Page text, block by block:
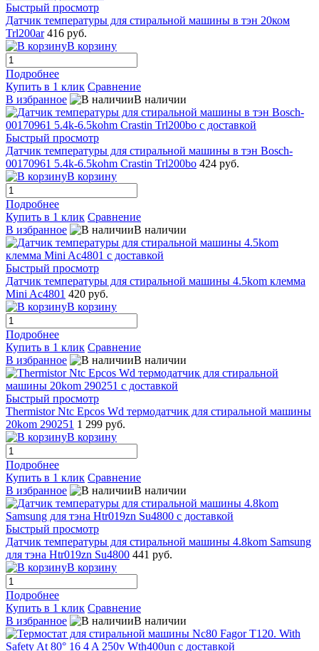
Быстрый просмотр
Датчик температуры для стиральной машины в тэн 20ком
Trl200ar 416 руб.
В корзину
Подробнее
Купить в 1 клик Сравнение
В избранное
В наличии
Быстрый просмотр
Датчик температуры для стиральной машины в тэн Bosch-
00170961 5.4k-6.5kohm Crastin Trl200bo 424 руб.
В корзину
Подробнее
Купить в 1 клик Сравнение
В избранное
В наличии
Быстрый просмотр
Датчик температуры для стиральной машины 4.5kom клемма
Mini Ac4801 420 руб.
В корзину
Подробнее
Купить в 1 клик Сравнение
В избранное
В наличии
Быстрый просмотр
Thermistor Ntc Epcos Wd термодатчик для стиральной машины
20kom 290251 1 299 руб.
В корзину
Подробнее
Купить в 1 клик Сравнение
В избранное
В наличии
Быстрый просмотр
Датчик температуры для стиральной машины 4.8kom Samsung
для тэна Htr019zn Su4800 441 руб.
В корзину
Подробнее
Купить в 1 клик Сравнение
В избранное
В наличии